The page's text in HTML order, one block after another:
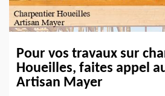
Pour vos travaux sur
Houeilles, faites appel
Artisan Mayer